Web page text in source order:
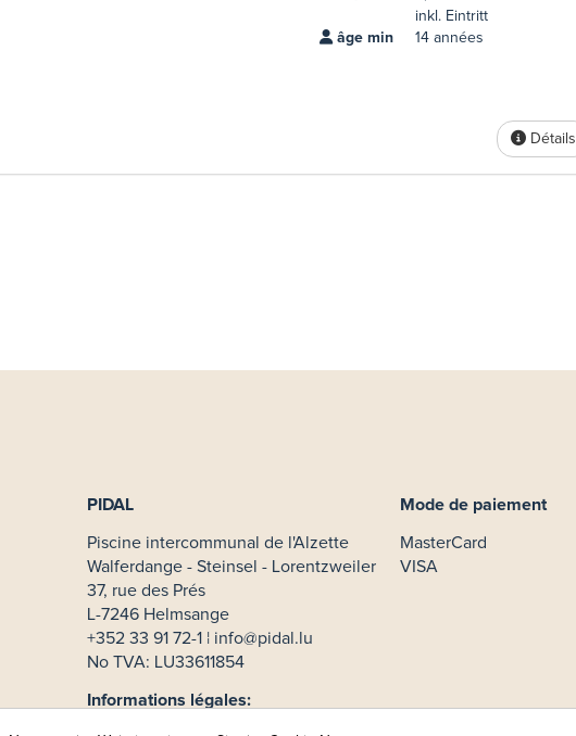
inkl. Eintritt
âge min
14 années
Détails
PIDAL
Piscine intercommunal de l'Alzette
Walferdange - Steinsel - Lorentzweiler
37, rue des Prés
L-7246 Helmsange
+352 33 91 72-1 ¦ info@pidal.lu
No TVA: LU33611854
Mode de paiement
MasterCard
VISA
Informations légales: